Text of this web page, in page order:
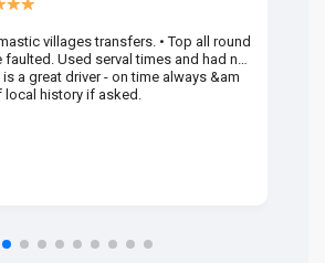
villages transfers. • Top all round
faulted. Used serval times and had no
a great driver - on time always &am
history if asked.